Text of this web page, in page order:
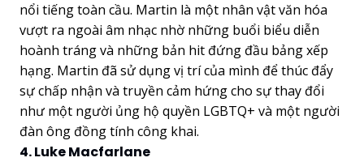
nổi tiếng toàn cầu. Martin là một nhân vật văn hóa
vượt ra ngoài âm nhạc nhờ những buổi biểu diễn
hoành tráng và những bản hit đứng đầu bảng xếp
hạng. Martin đã sử dụng vị trí của mình để thúc đẩy
sự chấp nhận và truyền cảm hứng cho sự thay đổi
như một người ủng hộ quyền LGBTQ+ và một người
đàn ông đồng tính công khai.
4. Luke Macfarlane